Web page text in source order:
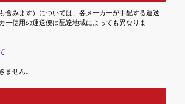
含みます）については、各メーカーが手配する運送
ー使用の運送便は配達地域によっても異なりま
ません。